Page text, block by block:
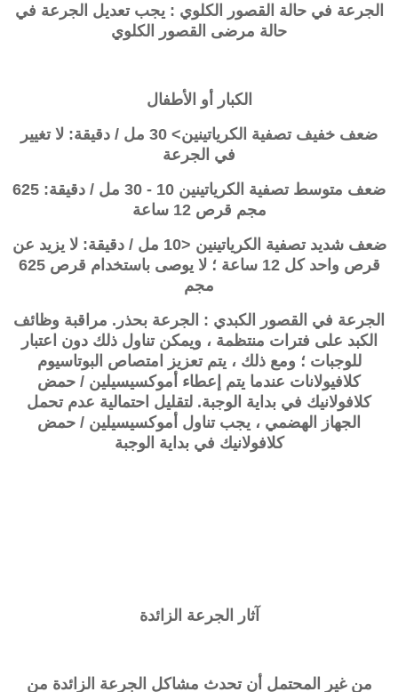
الجرعة في حالة القصور الكلوي : يجب تعديل الجرعة في
حالة مرضى القصور الكلوي
الكبار أو الأطفال
ضعف خفيف تصفية الكرياتينين> 30 مل / دقيقة: لا تغيير
في الجرعة
ضعف متوسط ​​ تصفية الكرياتينين
10 - 30 مل / دقيقة: 625
مجم قرص 12 ساعة
ضعف شديدتصفية الكرياتينين
<10 مل / دقيقة: لا يزيد عن
قرص واحد كل 12 ساعة ؛ لا يوصى باستخدام قرص 625
مجم
الجرعة في القصور الكبدي : الجرعة بحذر. مراقبة وظائف
الكبد على فترات منتظمة ، ويمكن تناول ذلك دون اعتبار
للوجبات ؛ ومع ذلك ، يتم تعزيز امتصاص البوتاسيوم
كلافيولانات عندما يتم إعطاء أموكسيسيلين / حمض
كلافولانيك في بداية الوجبة. لتقليل احتمالية عدم تحمل
الجهاز الهضمي ، يجب تناول أموكسيسيلين / حمض
كلافولانيك في بداية الوجبة
آثار الجرعة الزائدة
من غير المحتمل أن تحدث مشاكل الجرعة الزائدة من